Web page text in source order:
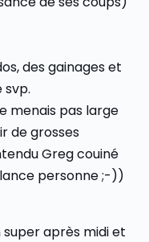
des gainages et
svp.
menais pas large
de grosses
Greg couiné
personne ;-))
super après midi et